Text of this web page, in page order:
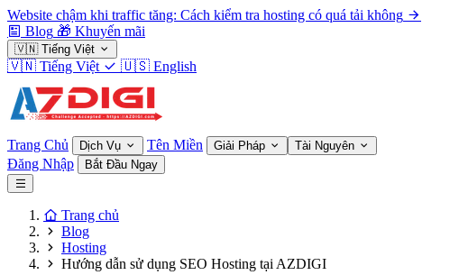
Website chậm khi traffic tăng: Cách kiểm tra hosting có quá tải không
Blog 🎁 Khuyến mãi
🇻🇳 Tiếng Việt
🇻🇳 Tiếng Việt 🇺🇸 English
Trang Chủ Dịch Vụ Tên Miền Giải Pháp Tài Nguyên
Đăng Nhập Bắt Đầu Ngay
Trang chủ
Blog
Hosting
Hướng dẫn sử dụng SEO Hosting tại AZDIGI